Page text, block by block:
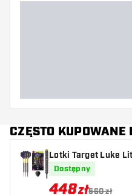
CZĘSTO KUPOWANE
Lotki Target Luke
s Point
Dostępny
448zł560 zł